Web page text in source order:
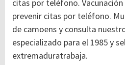
citas por teléfono.
prevenir citas por teléfono.
de camoens y consulta
especializado para el 1985 y
extremaduratrabaja.